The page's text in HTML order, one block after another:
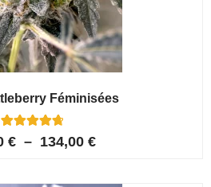
Féminisées
Noté
5
notations
€ – 134,00 €